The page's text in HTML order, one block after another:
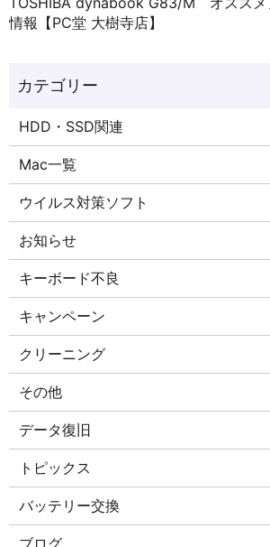
情報【PC堂 大樹寺店】
HDD・SSD関連
Mac一覧
ウイルス対策ソフト
お知らせ
キーボード不良
キャンペーン
クリーニング
その他
データ復旧
トピックス
バッテリー交換